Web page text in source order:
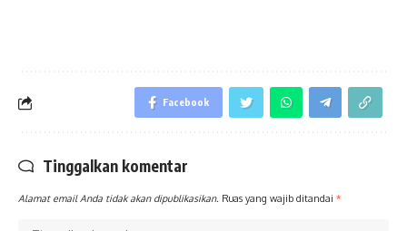
Facebook
Tinggalkan komentar
Alamat email Anda tidak akan dipublikasikan. Ruas yang wajib ditandai *